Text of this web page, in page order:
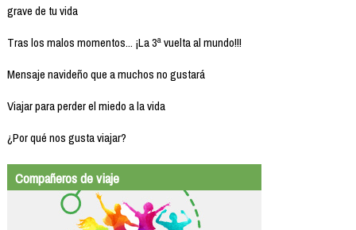
grave de tu vida
Tras los malos momentos... ¡La 3ª vuelta al mundo!!!
Mensaje navideño que a muchos no gustará
Viajar para perder el miedo a la vida
¿Por qué nos gusta viajar?
Compañeros de viaje